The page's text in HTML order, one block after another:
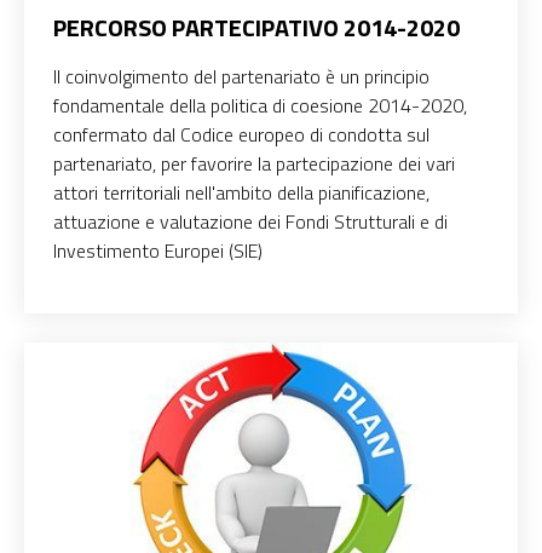
PERCORSO PARTECIPATIVO 2014-2020
Il coinvolgimento del partenariato è un principio
fondamentale della politica di coesione 2014-2020,
confermato dal Codice europeo di condotta sul
partenariato, per favorire la partecipazione dei vari
attori territoriali nell'ambito della pianificazione,
attuazione e valutazione dei Fondi Strutturali e di
Investimento Europei (SIE)